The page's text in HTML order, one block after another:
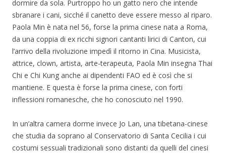
dormire da sola. Purtroppo ho un gatto nero che intende
sbranare i cani, sicché il canetto deve essere messo al riparo.
Paola Min è nata nel 56, forse la prima cinese nata a Roma,
da una coppia di ex ricchi signori cantanti lirici di Canton, cui
l’arrivo della rivoluzione impedì il ritorno in Cina. Musicista,
attrice, clown, artista, arte-terapeuta, Paola Min insegna Thai
Chi e Chi Kung anche ai dipendenti FAO ed è così che si
mantiene. E questa è forse la prima cinese, con forti
inflessioni romanesche, che ho conosciuto nel 1990.
In un’altra camera dorme invece Jo Lan, una tibetana-cinese
che studia da soprano al Conservatorio di Santa Cecilia i cui
costumi sessuali tradizionali sono distanti da quelli del cinesi